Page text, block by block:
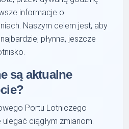
informacje o
Naszym celem jest, aby
płynna, jeszcze
są aktualne
Portu Lotniczego
ciągłym zmianom.